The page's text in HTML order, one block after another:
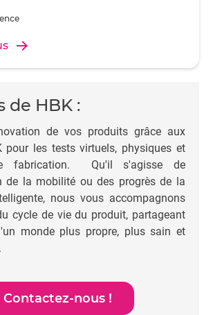
de HBK :
de vos produits grâce aux
pour les tests virtuels, physiques et
fabrication. Qu'il s'agisse de
de la mobilité ou des progrès de la
nous vous accompagnons
cycle de vie du produit, partageant
monde plus propre, plus sain et
Contactez-nous !